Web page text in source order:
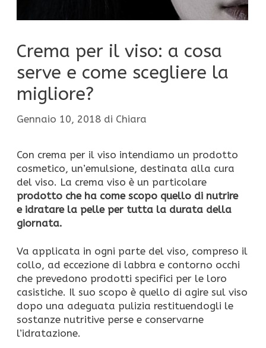
Crema per il viso: a cosa
serve e come scegliere la
migliore?
Gennaio 10, 2018 di Chiara
Con crema per il viso intendiamo un prodotto
cosmetico, un’emulsione, destinata alla cura
del viso. La crema viso è un particolare
prodotto che ha come scopo quello di nutrire
e idratare la pelle per tutta la durata della
giornata.
Va applicata in ogni parte del viso, compreso il
collo, ad eccezione di labbra e contorno occhi
che prevedono prodotti specifici per le loro
casistiche. Il suo scopo è quello di agire sul viso
dopo una adeguata pulizia restituendogli le
sostanze nutritive perse e conservarne
l’idratazione.